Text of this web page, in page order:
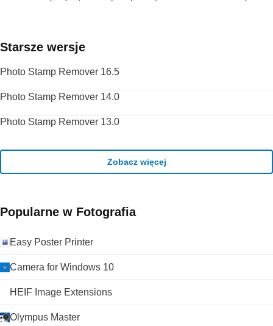
Starsze wersje
Photo Stamp Remover 16.5
Photo Stamp Remover 14.0
Photo Stamp Remover 13.0
Zobacz więcej
Popularne w Fotografia
Easy Poster Printer
Camera for Windows 10
HEIF Image Extensions
Olympus Master